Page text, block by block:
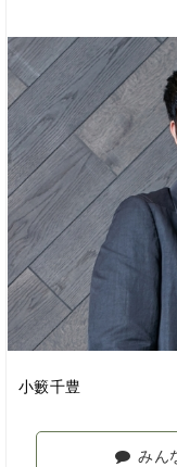
小籔千豊
みん